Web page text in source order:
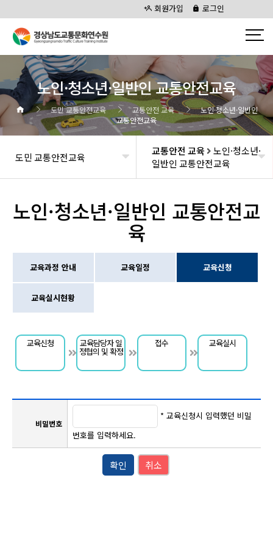
회원가입 로그인
노인·청소년·일반인 교통안전교육
도민 교통안전교육 교통안전 교육
노인·청소년·일반인
교통안전교육
도민 교통안전교육 교통안전 교육
노인·청소년·
일반인 교통안전교육
노인·청소년·일반인 교통안전교
육
교육과정 안내 교육일정 교육신청
교육실시현황
교육신청 교육담당자 일
정협의 및 확정
접수 교육실시
비밀번호
* 교육신청시 입력했던 비밀
번호를 입력하세요.
확인 취소